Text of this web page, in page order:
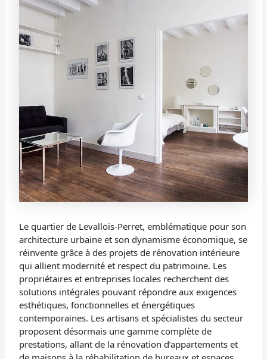
Le quartier de Levallois-Perret, emblématique pour son
architecture urbaine et son dynamisme économique, se
réinvente grâce à des projets de rénovation intérieure
qui allient modernité et respect du patrimoine. Les
propriétaires et entreprises locales recherchent des
solutions intégrales pouvant répondre aux exigences
esthétiques, fonctionnelles et énergétiques
contemporaines. Les artisans et spécialistes du secteur
proposent désormais une gamme complète de
prestations, allant de la rénovation d’appartements et